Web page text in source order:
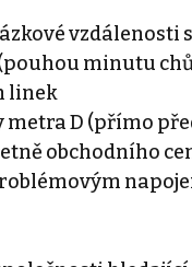
vzdálenosti
minutu
linek
D (přímo
obchodního